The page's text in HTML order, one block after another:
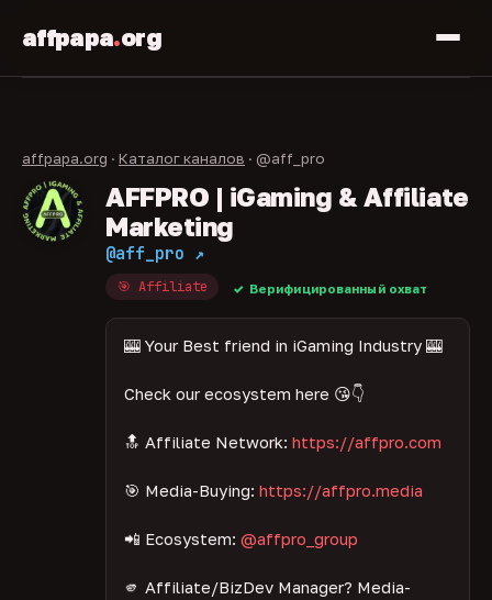
affpapa.org
affpapa.org · Каталог каналов · @aff_pro
AFFPRO | iGaming & Affiliate
Marketing
@aff_pro ↗
🎯 Affiliate Верифицированный охват
🎰 Your Best friend in iGaming Industry 🎰
Check our ecosystem here 😘👇
🔝 Affiliate Network: https://affpro.com
🎯 Media-Buying: https://affpro.media
📲 Ecosystem: @affpro_group
🫵 Affiliate/BizDev Manager? Media-